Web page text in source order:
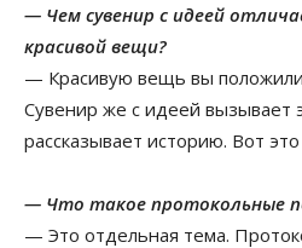
— Чем сувенир с идеей
красивой вещи?
— Красивую вещь вы положили
Сувенир же с идеей вызывает
рассказывает историю. Вот
— Что такое протокольные
— Это отдельная тема.